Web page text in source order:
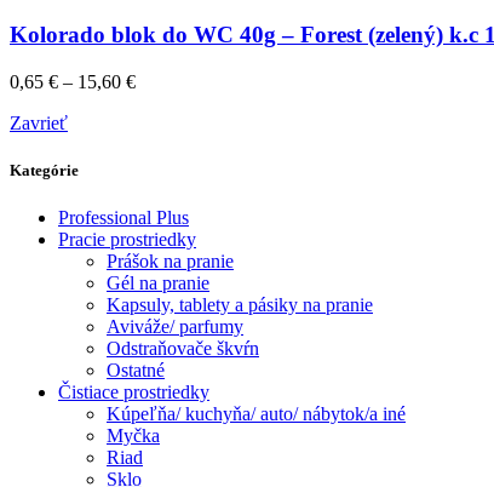
Kolorado blok do WC 40g – Forest (zelený) k.c
0,65 € – 15,60 €
Zavrieť
Kategórie
Professional Plus
Pracie prostriedky
Prášok na pranie
Gél na pranie
Kapsuly, tablety a pásiky na pranie
Aviváže/ parfumy
Odstraňovače škvŕn
Ostatné
Čistiace prostriedky
Kúpeľňa/ kuchyňa/ auto/ nábytok/a iné
Myčka
Riad
Sklo